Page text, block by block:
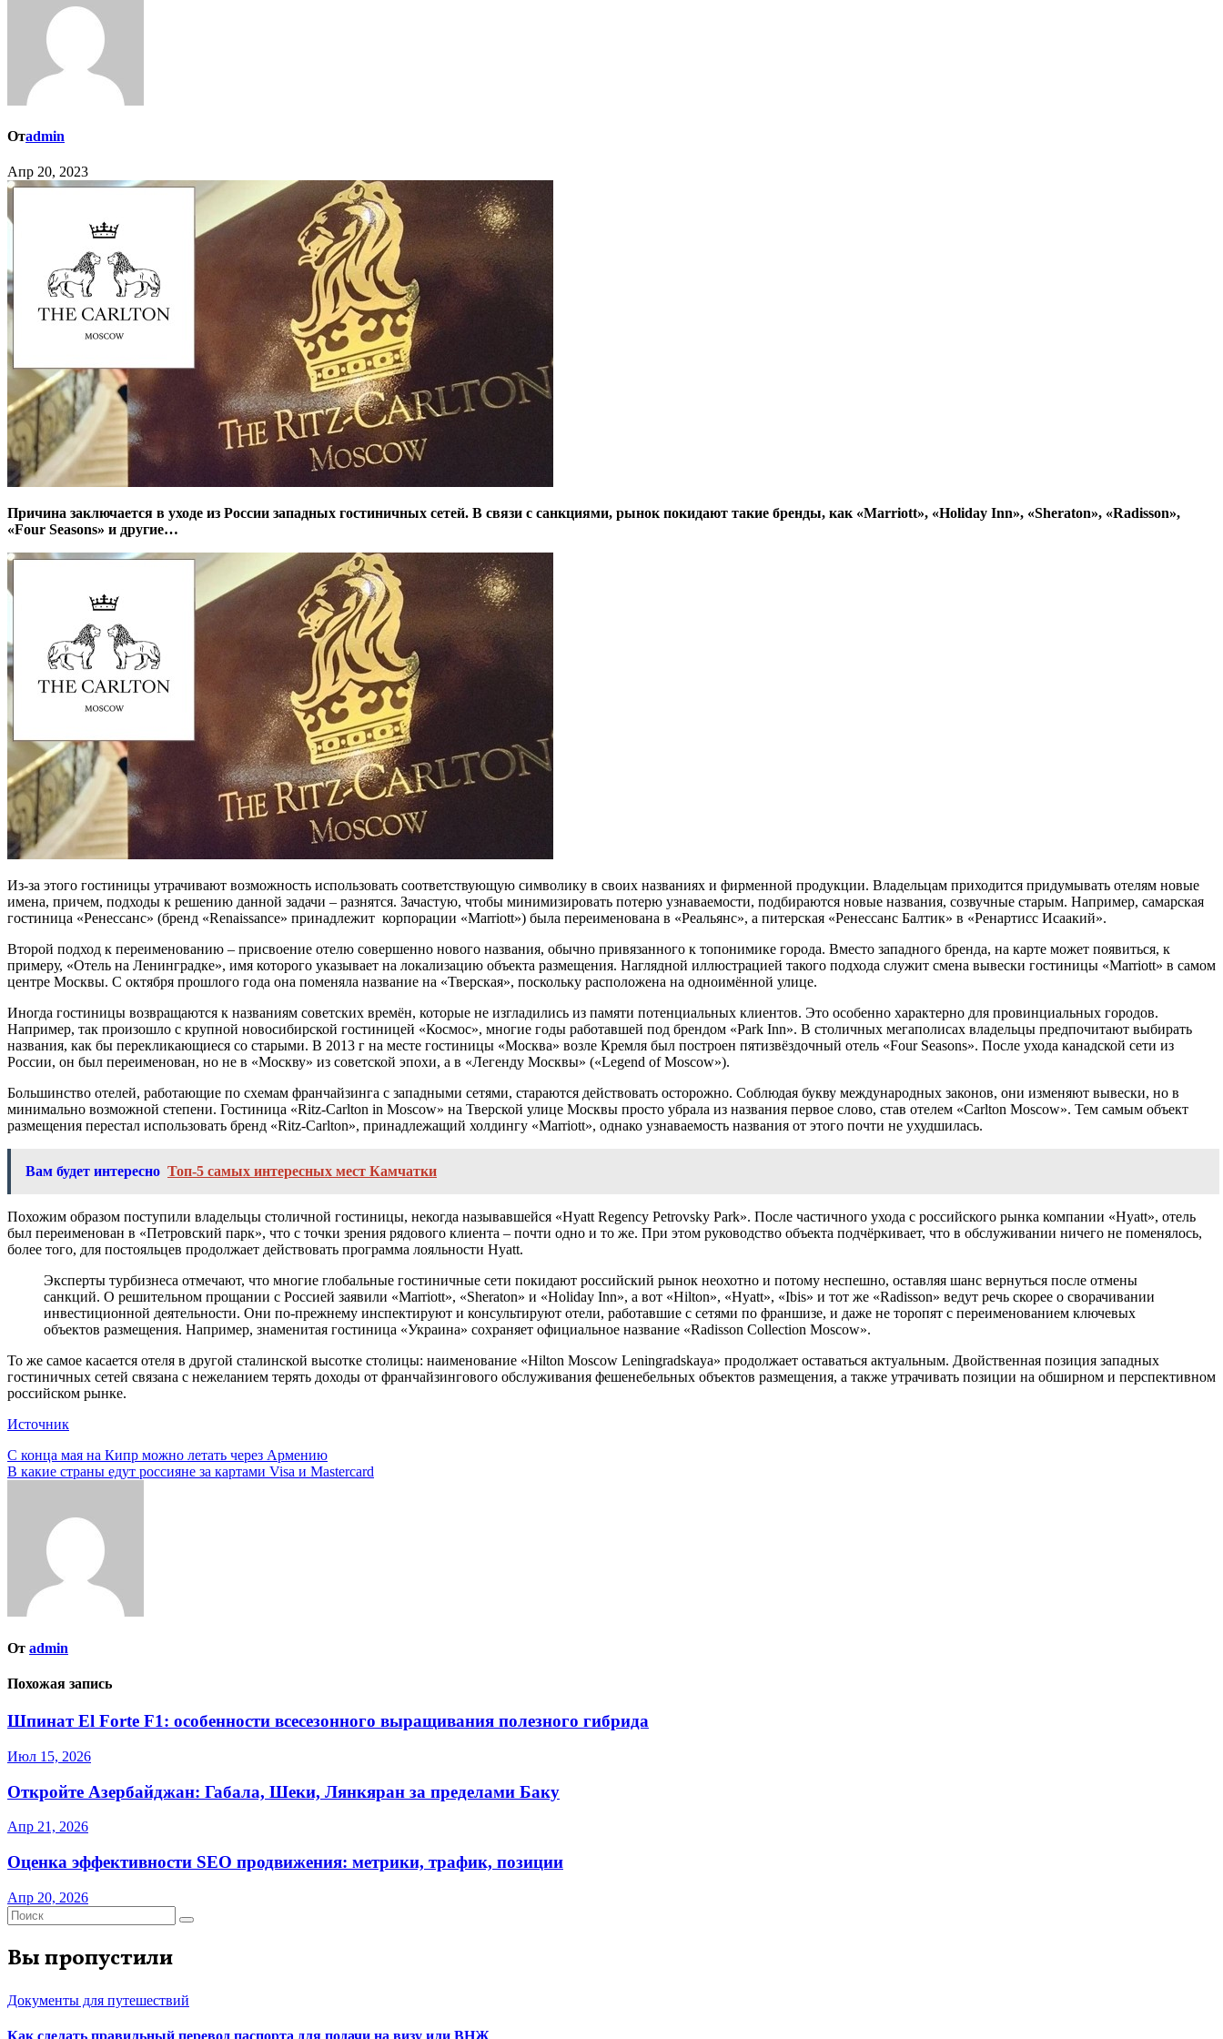
Отadmin
Апр 20, 2023
Причина заключается в уходе из России западных гостиничных сетей. В связи с санкциями, рынок покидают такие бренды, как «Marriott», «Holiday Inn», «Sheraton», «Radisson»,
«Four Seasons» и другие…
Из-за этого гостиницы утрачивают возможность использовать соответствующую символику в своих названиях и фирменной продукции. Владельцам приходится придумывать отелям новые
имена, причем, подходы к решению данной задачи – разнятся. Зачастую, чтобы минимизировать потерю узнаваемости, подбираются новые названия, созвучные старым. Например, самарская
гостиница «Ренессанс» (бренд «Renaissance» принадлежит корпорации «Marriott») была переименована в «Реальянс», а питерская «Ренессанс Балтик» в «Ренартисс Исаакий».
Второй подход к переименованию – присвоение отелю совершенно нового названия, обычно привязанного к топонимике города. Вместо западного бренда, на карте может появиться, к
примеру, «Отель на Ленинградке», имя которого указывает на локализацию объекта размещения. Наглядной иллюстрацией такого подхода служит смена вывески гостиницы «Marriott» в самом
центре Москвы. С октября прошлого года она поменяла название на «Тверская», поскольку расположена на одноимённой улице.
Иногда гостиницы возвращаются к названиям советских времён, которые не изгладились из памяти потенциальных клиентов. Это особенно характерно для провинциальных городов.
Например, так произошло с крупной новосибирской гостиницей «Космос», многие годы работавшей под брендом «Park Inn». В столичных мегаполисах владельцы предпочитают выбирать
названия, как бы перекликающиеся со старыми. В 2013 г на месте гостиницы «Москва» возле Кремля был построен пятизвёздочный отель «Four Seasons». После ухода канадской сети из
России, он был переименован, но не в «Москву» из советской эпохи, а в «Легенду Москвы» («Legend of Moscow»).
Большинство отелей, работающие по схемам франчайзинга с западными сетями, стараются действовать осторожно. Соблюдая букву международных законов, они изменяют вывески, но в
минимально возможной степени. Гостиница «Ritz-Carlton in Moscow» на Тверской улице Москвы просто убрала из названия первое слово, став отелем «Carlton Moscow». Тем самым объект
размещения перестал использовать бренд «Ritz-Carlton», принадлежащий холдингу «Marriott», однако узнаваемость названия от этого почти не ухудшилась.
Вам будет интересно Топ-5 самых интересных мест Камчатки
Похожим образом поступили владельцы столичной гостиницы, некогда называвшейся «Hyatt Regency Petrovsky Park». После частичного ухода с российского рынка компании «Hyatt», отель
был переименован в «Петровский парк», что с точки зрения рядового клиента – почти одно и то же. При этом руководство объекта подчёркивает, что в обслуживании ничего не поменялось,
более того, для постояльцев продолжает действовать программа лояльности Hyatt.
Эксперты турбизнеса отмечают, что многие глобальные гостиничные сети покидают российский рынок неохотно и потому неспешно, оставляя шанс вернуться после отмены
санкций. О решительном прощании с Россией заявили «Marriott», «Sheraton» и «Holiday Inn», а вот «Hilton», «Hyatt», «Ibis» и тот же «Radisson» ведут речь скорее о сворачивании
инвестиционной деятельности. Они по-прежнему инспектируют и консультируют отели, работавшие с сетями по франшизе, и даже не торопят с переименованием ключевых
объектов размещения. Например, знаменитая гостиница «Украина» сохраняет официальное название «Radisson Collection Moscow».
То же самое касается отеля в другой сталинской высотке столицы: наименование «Hilton Moscow Leningradskaya» продолжает оставаться актуальным. Двойственная позиция западных
гостиничных сетей связана с нежеланием терять доходы от франчайзингового обслуживания фешенебельных объектов размещения, а также утрачивать позиции на обширном и перспективном
российском рынке.
Источник
Навигация
по
С конца мая на Кипр можно летать через Армению
В какие страны едут россияне за картами Visa и Mastercard
От admin
Похожая запись
Шпинат El Forte F1: особенности всесезонного выращивания полезного гибрида
Июл 15, 2026
Откройте Азербайджан: Габала, Шеки, Лянкяран за пределами Баку
Апр 21, 2026
Оценка эффективности SEO продвижения: метрики, трафик, позиции
Апр 20, 2026
Вы пропустили
Документы для путешествий
Как сделать правильный перевод паспорта для подачи на визу или ВНЖ